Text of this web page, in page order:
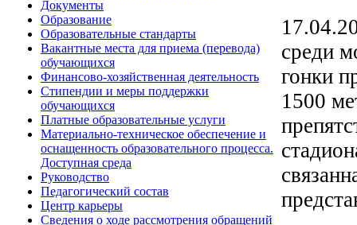
Документы
Образование
Образовательные стандарты
Вакантные места для приема (перевода)
обучающихся
Финансово-хозяйственная деятельность
Стипендии и меры поддержки
обучающихся
Платные образовательные услуги
Материально-техническое обеспечение и
оснащенность образовательного процесса.
Доступная среда
Руководство
Педагогический состав
Центр карьеры
Сведения о ходе рассмотрения обращений
среди
гонки
1500